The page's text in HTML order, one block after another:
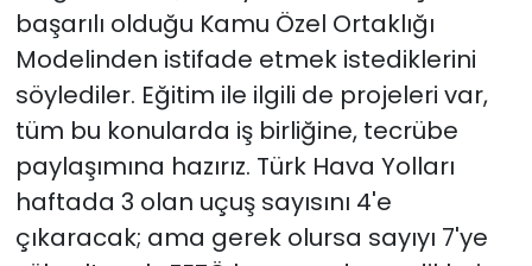
başarılı olduğu Kamu Özel Ortaklığı
Modelinden istifade etmek istediklerini
söylediler. Eğitim ile ilgili de projeleri var,
tüm bu konularda iş birliğine, tecrübe
paylaşımına hazırız. Türk Hava Yolları
haftada 3 olan uçuş sayısını 4'e
çıkaracak; ama gerek olursa sayıyı 7'ye